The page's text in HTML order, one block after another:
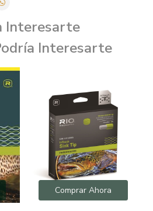
Interesarte
Interesarte
Comprar Ahora